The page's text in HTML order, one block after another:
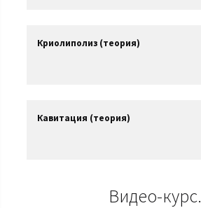
Криолиполиз (теория)
Кавитация (теория)
Видео-курс.